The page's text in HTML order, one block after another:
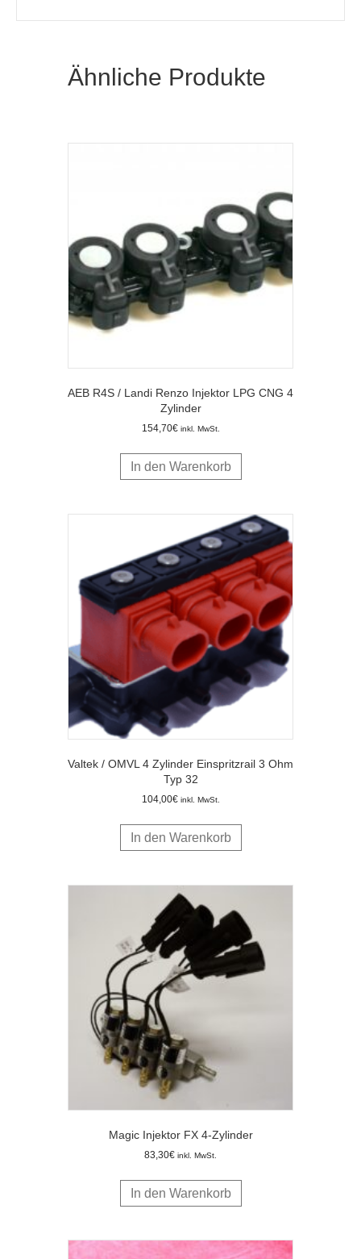
Ähnliche Produkte
AEB R4S / Landi Renzo Injektor LPG CNG 4
Zylinder
154,70€ inkl. MwSt.
In den Warenkorb
Valtek / OMVL 4 Zylinder Einspritzrail 3 Ohm
Typ 32
104,00€ inkl. MwSt.
In den Warenkorb
Magic Injektor FX 4-Zylinder
83,30€ inkl. MwSt.
In den Warenkorb